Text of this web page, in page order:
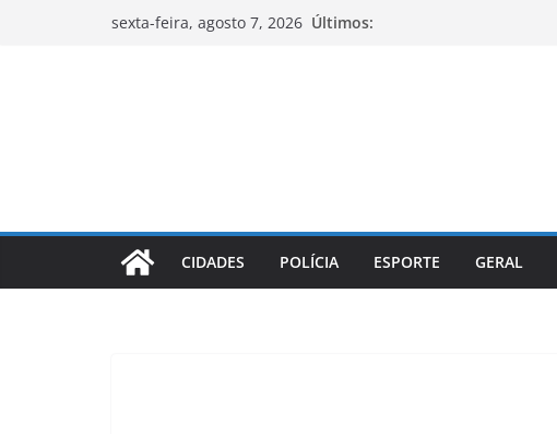
sexta-feira, agosto 7, 2026 Últimos:
CIDADES POLÍCIA ESPORTE GERAL